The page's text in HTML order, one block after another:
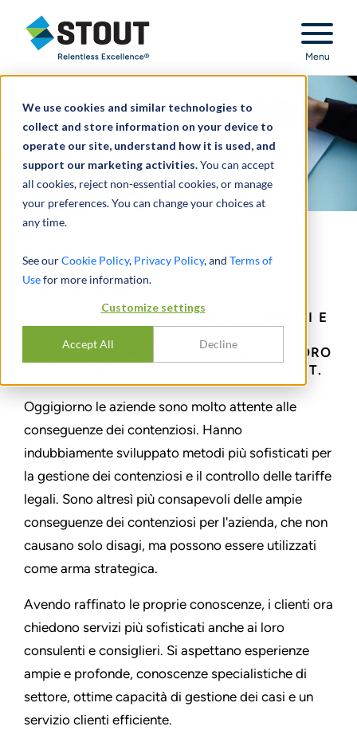
We use cookies and similar technologies to
collect and store information on your device to
operate our site, understand how it is used, and
support our marketing activities.You can accept
all cookies, reject non-essential cookies, or manage
your preferences. You can change your choices at
any time.
See ourCookie Policy, Privacy Policy, and Terms of
Usefor more information.
Customize settings
Accept All Decline
Stout Relentless Excellence
Menu
Contenziosi aziendali
complessi
QUANDO LE ASPETTATIVE DEI CLIENTI E
ALTE, LE AZIENDE PIÙ ATTENTE E I LORO
AVVOCATI COLLABORANO CON STOUT.
Oggigiorno le aziende sono molto attente alle
conseguenze dei contenziosi. Hanno
indubbiamente sviluppato metodi più sofisticati per
la gestione dei contenziosi e il controllo delle tariffe
legali. Sono altresì più consapevoli delle ampie
conseguenze dei contenziosi per l'azienda, che non
causano solo disagi, ma possono essere utilizzati
come arma strategica.
Avendo raffinato le proprie conoscenze, i clienti ora
chiedono servizi più sofisticati anche ai loro
consulenti e consiglieri. Si aspettano esperienze
ampie e profonde, conoscenze specialistiche di
settore, ottime capacità di gestione dei casi e un
servizio clienti efficiente.